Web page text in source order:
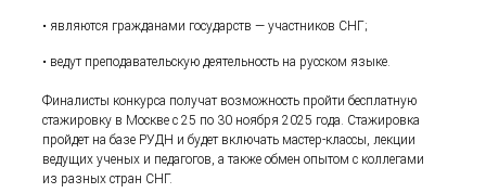
• являются гражданами государств — участников СНГ;
• ведут преподавательскую деятельность на русском языке.
Финалисты конкурса получат возможность пройти бесплатную
стажировку в Москве с 25 по 30 ноября 2025 года. Стажировка
пройдет на базе РУДН и будет включать мастер-классы, лекции
ведущих ученых и педагогов, а также обмен опытом с коллегами
из разных стран СНГ.